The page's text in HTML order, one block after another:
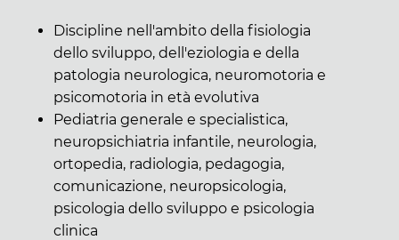
Discipline nell'ambito della fisiologia
dello sviluppo, dell'eziologia e della
patologia neurologica, neuromotoria e
psicomotoria in età evolutiva
Pediatria generale e specialistica,
neuropsichiatria infantile, neurologia,
ortopedia, radiologia, pedagogia,
comunicazione, neuropsicologia,
psicologia dello sviluppo e psicologia
clinica